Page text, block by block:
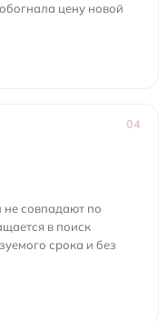
цену новой
04
не совпадают по
в поиск
срока и без